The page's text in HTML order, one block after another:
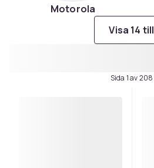
Motorola
Visa 14 till
Sida 1 av 208